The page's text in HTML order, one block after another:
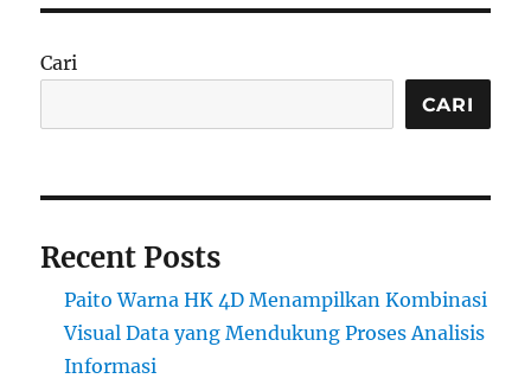
Cari
CARI
Recent Posts
Paito Warna HK 4D Menampilkan Kombinasi
Visual Data yang Mendukung Proses Analisis
Informasi